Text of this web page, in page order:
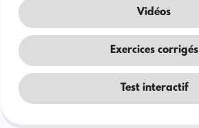
Vidéos
Exercices corrigés
Test interactif